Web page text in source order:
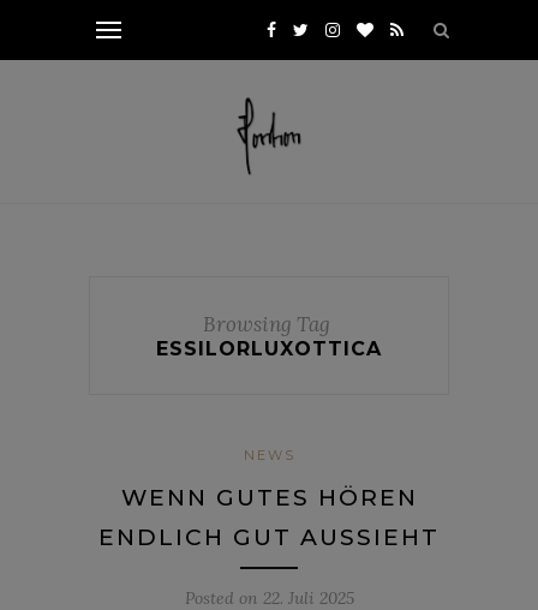
Browsing Tag
ESSILORLUXOTTICA
NEWS
WENN GUTES HÖREN
ENDLICH GUT AUSSIEHT
Posted on 22. Juli 2025